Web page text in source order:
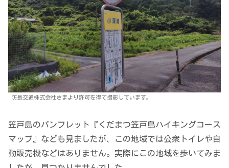
防長交通株式会社さまより許可を得て撮影しています。
笠戸島のパンフレット『くだまつ笠戸島ハイキングコース
マップ』なども見ましたが、この地域では公衆トイレや自
動販売機などはありません。実際にこの地域を歩いてみま